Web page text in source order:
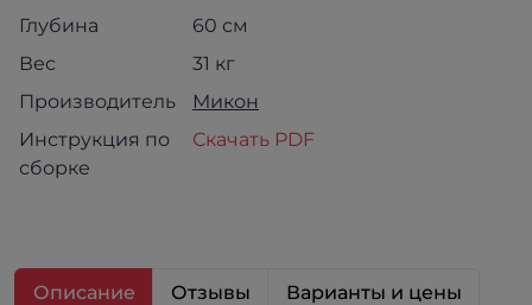
Глубина
60 см
Вес
31 кг
Производитель
Микон
Инструкция по
сборке
Скачать PDF
Описание Отзывы Варианты и цены